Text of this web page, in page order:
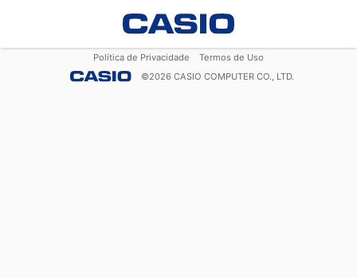
Política de Privacidade
Termos de Uso
©2026 CASIO COMPUTER CO., LTD.